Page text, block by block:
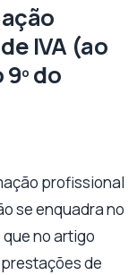
IVA (ao
do
profissional
se enquadra no
que no artigo
de